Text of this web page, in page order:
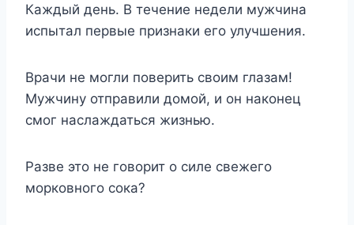
Каждый день. В течение недели мужчина
испытал первые признаки его улучшения.
Врачи не могли поверить своим глазам!
Мужчину отправили домой, и он наконец
смог наслаждаться жизнью.
Разве это не говорит о силе свежего
морковного сока?